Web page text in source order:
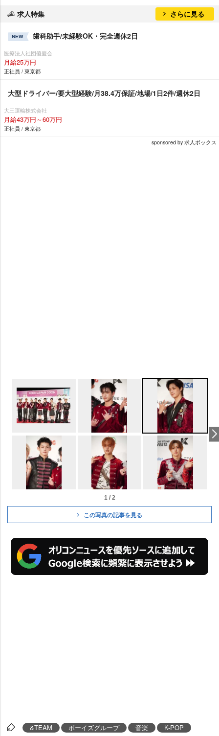
求人特集 さらに見る
NEW 歯科助手/未経験OK・完全週休2日
医療法人社団優慶会
月給25万円
正社員 / 東京都
大型ドライバー/要大型経験/月38.4万保証/地場/1日2件/週休2日
大三運輸株式会社
月給43万円～60万円
正社員 / 東京都
sponsored by 求人ボックス
1 / 2
この写真の記事を見る
&TEAM ボーイズグループ 音楽 K-POP